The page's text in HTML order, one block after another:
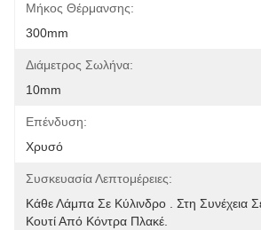
Μήκος Θέρμανσης:
300mm
Διάμετρος Σωλήνα:
10mm
Επένδυση:
Χρυσό
Συσκευασία Λεπτομέρειες:
Κάθε Λάμπα Σε Κύλινδρο . Στη Συνέχεια
Κουτί Από Κόντρα Πλακέ.